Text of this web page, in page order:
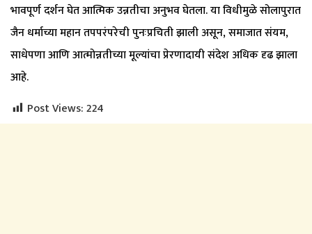
भावपूर्ण दर्शन घेत आत्मिक उन्नतीचा अनुभव घेतला. या विधीमुळे सोलापुरात
जैन धर्माच्या महान तपपरंपरेची पुनःप्रचिती झाली असून, समाजात संयम,
साधेपणा आणि आत्मोन्नतीच्या मूल्यांचा प्रेरणादायी संदेश अधिक दृढ झाला
आहे.
Post Views:224